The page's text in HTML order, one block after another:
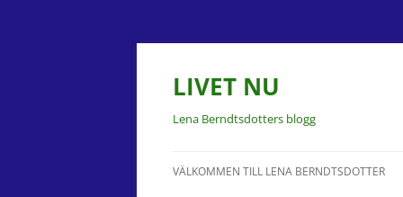
LIVET NU
Lena Berndtsdotters blogg
VÄLKOMMEN TILL LENA BERNDTSDOTTER